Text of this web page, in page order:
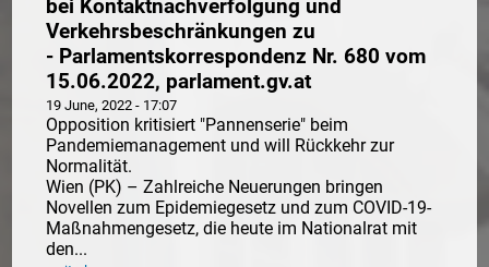
bei Kontaktnachverfolgung und
Verkehrsbeschränkungen zu
- Parlamentskorrespondenz Nr. 680 vom
15.06.2022, parlament.gv.at
19 June, 2022 - 17:07
Opposition kritisiert "Pannenserie" beim
Pandemiemanagement und will Rückkehr zur
Normalität.
Wien (PK) – Zahlreiche Neuerungen bringen
Novellen zum Epidemiegesetz und zum COVID-19-
Maßnahmengesetz, die heute im Nationalrat mit
den...